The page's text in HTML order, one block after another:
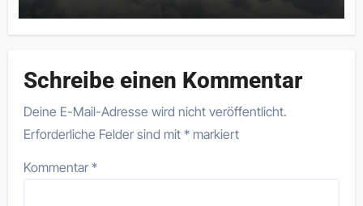
Schreibe einen Kommentar
Deine E-Mail-Adresse wird nicht veröffentlicht.
Erforderliche Felder sind mit* markiert
Kommentar*